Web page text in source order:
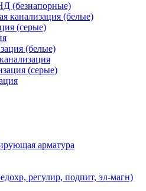
(безнапорные)
канализация (белые)
(серые)
(белые)
(серые)
арматура
регулир, подпит, эл-магн)